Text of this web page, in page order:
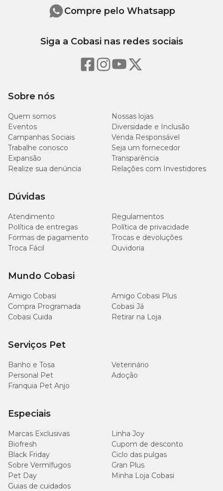
Sobre nós
Quem somos
Nossas lojas
Eventos
Diversidade e Inclusão
Campanhas Sociais
Venda Responsável
Trabalhe conosco
Seja um fornecedor
Expansão
Transparência
Realize sua denúncia
Relações com Investidores
Dúvidas
Atendimento
Regulamentos
Política de entregas
Política de privacidade
Formas de pagamento
Trocas e devoluções
Troca Fácil
Ouvidoria
Mundo Cobasi
Amigo Cobasi
Amigo Cobasi Plus
Compra Programada
Cobasi Já
Cobasi Cuida
Retirar na Loja
Serviços Pet
Banho e Tosa
Veterinário
Personal Pet
Adoção
Franquia Pet Anjo
Especiais
Marcas Exclusivas
Linha Joy
Biofresh
Cupom de desconto
Black Friday
Ciclo das pulgas
Sobre Vermífugos
Gran Plus
Pet Day
Minha Loja Cobasi
Guias de cuidados
Compre pelo Whatsapp
Siga a Cobasi nas redes sociais